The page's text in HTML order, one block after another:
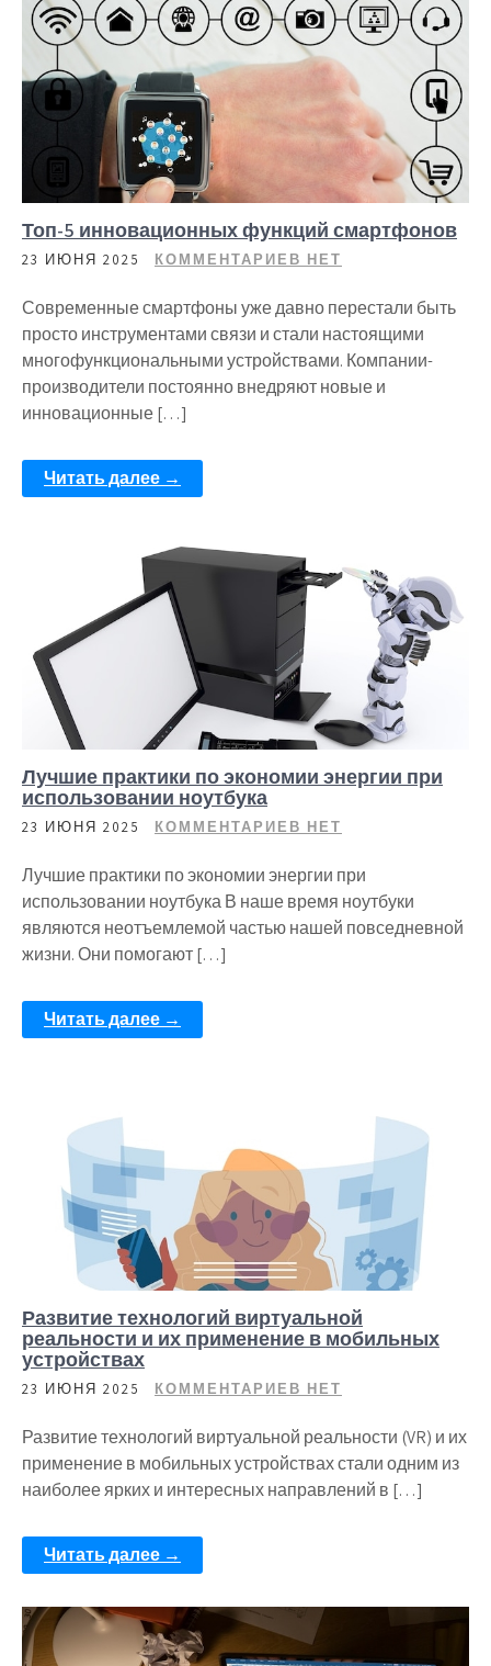
Топ-5 инновационных функций смартфонов
23 ИЮНЯ 2025 КОММЕНТАРИЕВ НЕТ
Современные смартфоны уже давно перестали быть
просто инструментами связи и стали настоящими
многофункциональными устройствами. Компании-
производители постоянно внедряют новые и
инновационные […]
Читать далее →
Лучшие практики по экономии энергии при
использовании ноутбука
23 ИЮНЯ 2025 КОММЕНТАРИЕВ НЕТ
Лучшие практики по экономии энергии при
использовании ноутбука В наше время ноутбуки
являются неотъемлемой частью нашей повседневной
жизни. Они помогают […]
Читать далее →
Развитие технологий виртуальной
реальности и их применение в мобильных
устройствах
23 ИЮНЯ 2025 КОММЕНТАРИЕВ НЕТ
Развитие технологий виртуальной реальности (VR) и их
применение в мобильных устройствах стали одним из
наиболее ярких и интересных направлений в […]
Читать далее →